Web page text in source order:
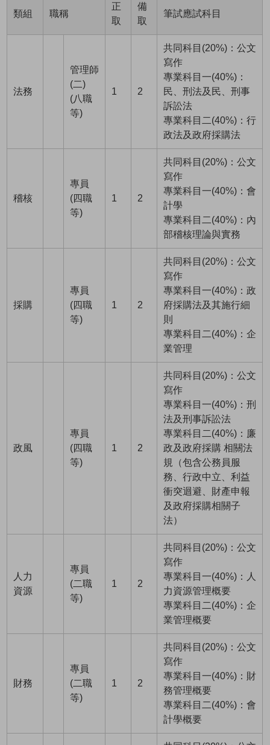
類組 職稱
正
取
備
取
筆試應試科目
法務
管理師
(二)
(八職
等)
1 2
共同科目(20%)：公文
寫作
專業科目一(40%)：
民、刑法及民、刑事
訴訟法
專業科目二(40%)：行
政法及政府採購法
稽核
專員
(四職
等)
1 2
共同科目(20%)：公文
寫作
專業科目一(40%)：會
計學
專業科目二(40%)：內
部稽核理論與實務
採購
專員
(四職
等)
1 2
共同科目(20%)：公文
寫作
專業科目一(40%)：政
府採購法及其施行細
則
專業科目二(40%)：企
業管理
政風
專員
(四職
等)
1 2
共同科目(20%)：公文
寫作
專業科目一(40%)：刑
法及刑事訴訟法
專業科目二(40%)：廉
政及政府採購 相關法
規（包含公務員服
務、行政中立、利益
衝突迴避、財產申報
及政府採購相關子
法）
人力
資源
專員
(二職
等)
1 2
共同科目(20%)：公文
寫作
專業科目一(40%)：人
力資源管理概要
專業科目二(40%)：企
業管理概要
財務
專員
(二職
等)
1 2
共同科目(20%)：公文
寫作
專業科目一(40%)：財
務管理概要
專業科目二(40%)：會
計學概要